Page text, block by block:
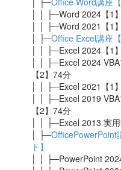
│ │ ├─Word 2024【1
│ │ ├─Word 2021【1
│ ├─Office Excel講座【
│ │ ├─Excel 2024 【1
│ │ ├─Excel 2024
【2】74分
│ │ ├─Excel 2021 【1
│ │ ├─Excel 2019
【2】74分
│ │ ├─Excel 2013 実
│ ├─OfficePowerPoint
ト】
│ │ ├─PowerPoint